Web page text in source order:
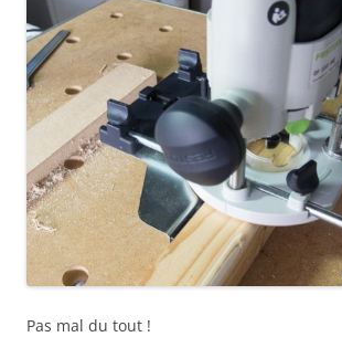
Pas mal du tout !